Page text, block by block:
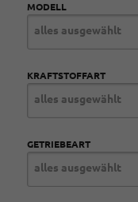
MODELL
alles ausgewählt
KRAFTSTOFFART
alles ausgewählt
GETRIEBEART
alles ausgewählt